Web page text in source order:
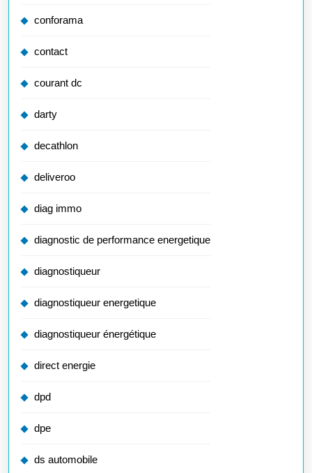
conforama
contact
courant dc
darty
decathlon
deliveroo
diag immo
diagnostic de performance energetique
diagnostiqueur
diagnostiqueur energetique
diagnostiqueur énergétique
direct energie
dpd
dpe
ds automobile